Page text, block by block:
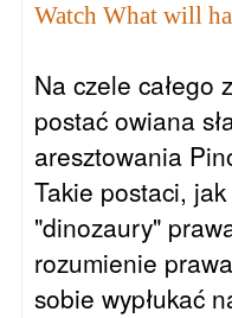
Watch What will
Na czele całego
postać owiana
aresztowania
Takie postaci,
"dinozaury"
rozumienie
sobie wypłukać